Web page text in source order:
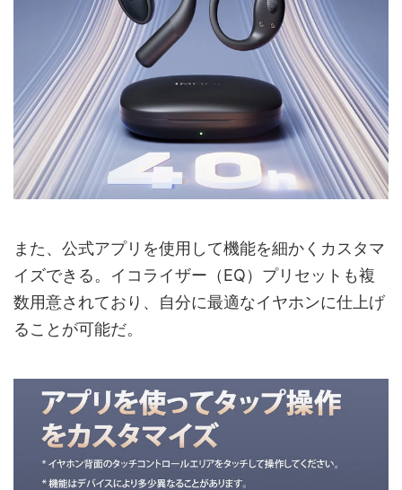
また、公式アプリを使用して機能を細かくカスタマ
イズできる。イコライザー（EQ）プリセットも複
数用意されており、自分に最適なイヤホンに仕上げ
ることが可能だ。